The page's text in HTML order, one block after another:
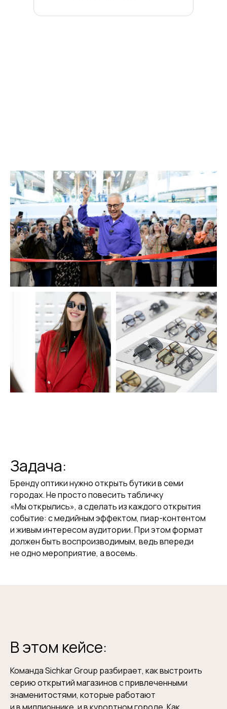
Задача:
Бренду оптики нужно открыть бутики в семи
городах. Не просто повесить табличку
«Мы открылись», а сделать из каждого открытия
событие: с медийным эффектом, пиар-контентом
и живым интересом аудитории. При этом формат
должен быть воспроизводимым, ведь впереди
не одно мероприятие, а восемь.
В этом кейсе:
Команда Sichkar Group разбирает, как выстроить
серию открытий магазинов с привлеченными
знаменитостями, которые работают